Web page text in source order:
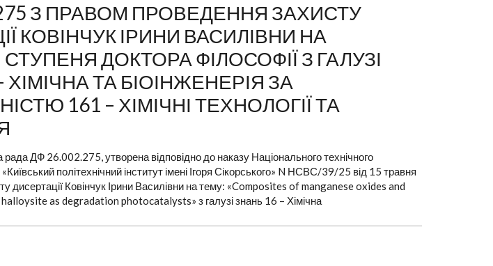
З ПРАВОМ ПРОВЕДЕННЯ ЗАХИСТУ
КОВІНЧУК ІРИНИ ВАСИЛІВНИ НА
ДОКТОРА ФІЛОСОФІЇ З ГАЛУЗІ
ХІМІЧНА ТА БІОІНЖЕНЕРІЯ ЗА
161 – ХІМІЧНІ ТЕХНОЛОГІЇ ТА
рада ДФ 26.002.275, утворена відповідно до наказу Національного технічного
політехнічний інститут імені Ігоря Сікорського» N НСВС/39/25 від 15 травня
дисертації Ковінчук Ірини Василівни на тему: «Composites of manganese oxides and
as degradation photocatalysts» з галузі знань 16 – Хімічна